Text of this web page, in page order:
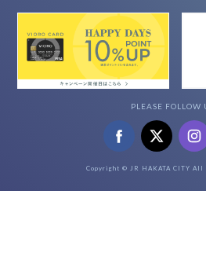
PLEASE FOLLOW
Copyright © JR HAKATA CITY All